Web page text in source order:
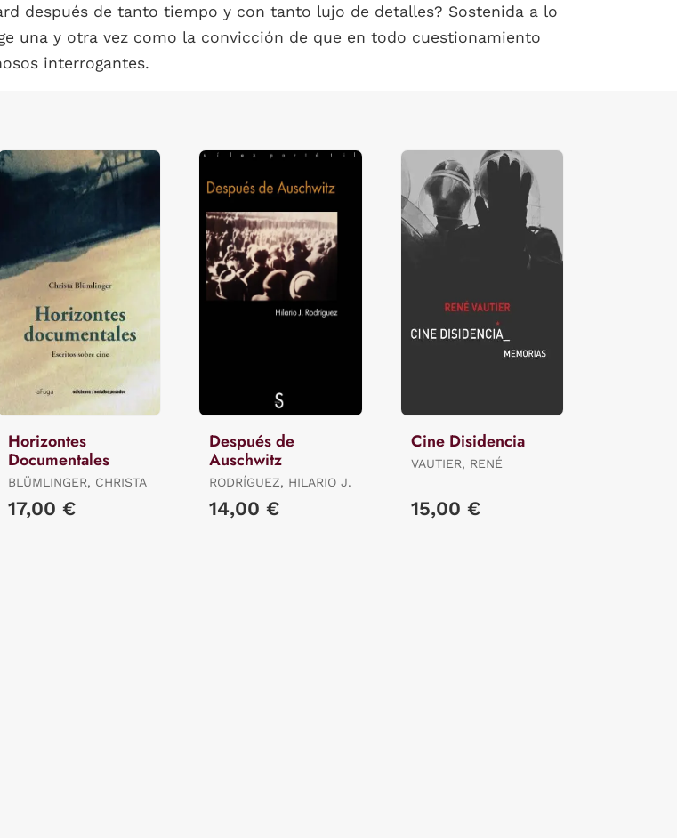
después de tanto tiempo y con tanto lujo de detalles? Sostenida a lo
una y otra vez como la convicción de que en todo cuestionamiento
interrogantes.
Horizontes
Documentales
BLÜMLINGER, CHRISTA
17,00 €
Después de
Auschwitz
RODRÍGUEZ, HILARIO J.
14,00 €
Cine Disidencia
VAUTIER, RENÉ
15,00 €